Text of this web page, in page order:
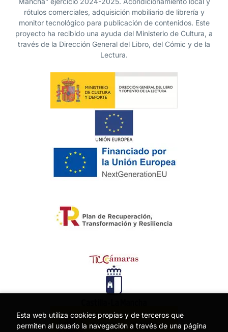
rótulos comerciales, adquisición mobiliario de librería y
monitor tecnológico para publicación de contenidos. Este
proyecto ha recibido una ayuda del Ministerio de Cultura, a
través de la Dirección General del Libro, del Cómic y de la
Lectura.
Esta web utiliza cookies propias y de terceros que
permiten al usuario la navegación a través de una página